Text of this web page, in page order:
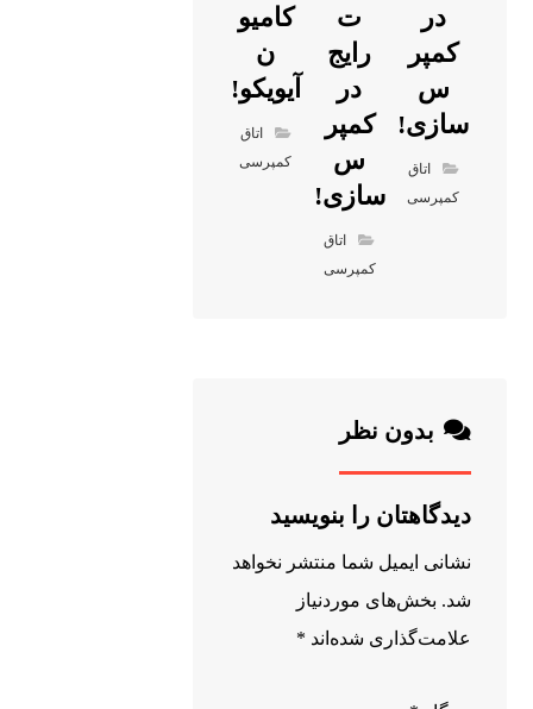
در
کمپر
س
سازی!
اتاق
کمپرسی
ت
رایج
در
کمپر
س
سازی!
اتاق
کمپرسی
کامیو
ن
آیویکو!
اتاق
کمپرسی
بدون نظر
دیدگاهتان را بنویسید
نشانی ایمیل شما منتشر نخواهد
شد. بخش‌های موردنیاز
علامت‌گذاری شده‌اند *
شرکت
کمپرس
سازی
احمدی خیبر
بزرگترین
دارای مجوز
سطح شهری
و همچنین
بین شهری
است.
جدول
شوی